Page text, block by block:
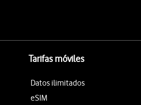
Tarifas móviles
Datos ilimitados
eSIM